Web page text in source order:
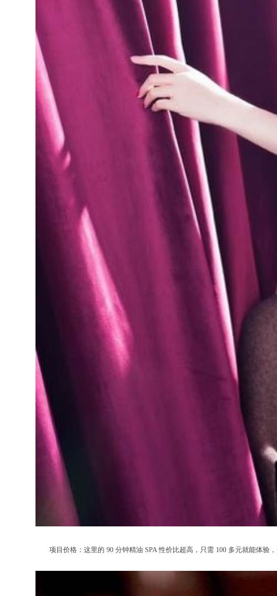
项目价格：这里的 90 分钟精油 SPA 性价比超高，只需 100 多元就能体验